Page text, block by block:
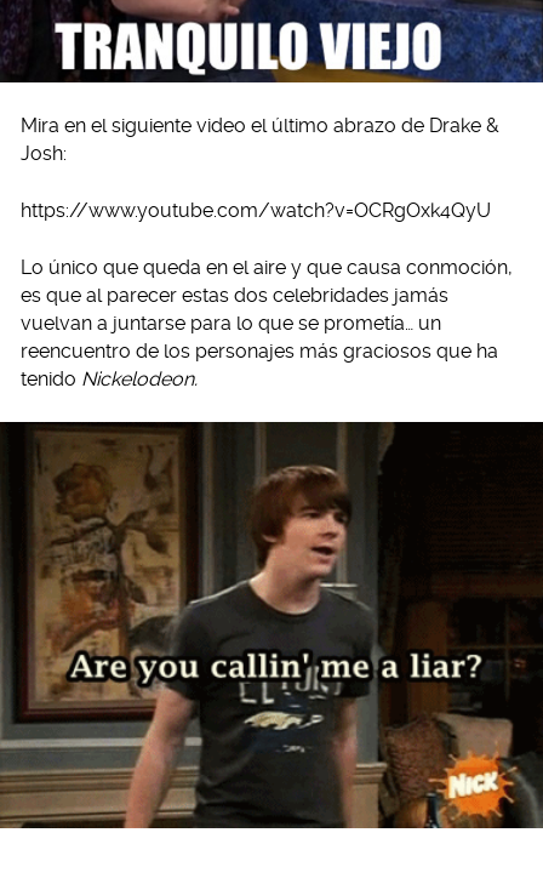
Mira en el siguiente video el último abrazo de Drake &
Josh:
https://www.youtube.com/watch?v=OCRgOxk4QyU
Lo único que queda en el aire y que causa conmoción,
es que al parecer estas dos celebridades jamás
vuelvan a juntarse para lo que se prometía… un
reencuentro de los personajes más graciosos que ha
tenido Nickelodeon.